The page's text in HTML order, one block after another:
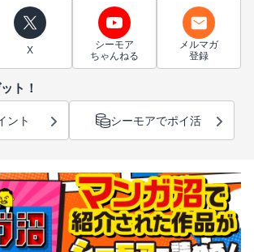
X
シーモア
ちゃんねる
メルマガ
登録
ト！
ント シーモアでポイ活